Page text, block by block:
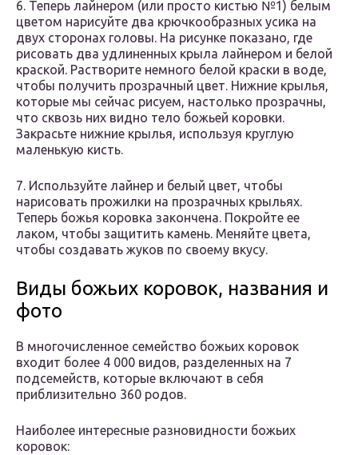
6. Теперь лайнером (или просто кистью №1) белым
цветом нарисуйте два крючкообразных усика на
двух сторонах головы. На рисунке показано, где
рисовать два удлиненных крыла лайнером и белой
краской. Растворите немного белой краски в воде,
чтобы получить прозрачный цвет. Нижние крылья,
которые мы сейчас рисуем, настолько прозрачны,
что сквозь них видно тело божьей коровки.
Закрасьте нижние крылья, используя круглую
маленькую кисть.
7. Используйте лайнер и белый цвет, чтобы
нарисовать прожилки на прозрачных крыльях.
Теперь божья коровка закончена. Покройте ее
лаком, чтобы защитить камень. Меняйте цвета,
чтобы создавать жуков по своему вкусу.
Виды божьих коровок, названия и
фото
В многочисленное семейство божьих коровок
входит более 4 000 видов, разделенных на 7
подсемейств, которые включают в себя
приблизительно 360 родов.
Наиболее интересные разновидности божьих
коровок: